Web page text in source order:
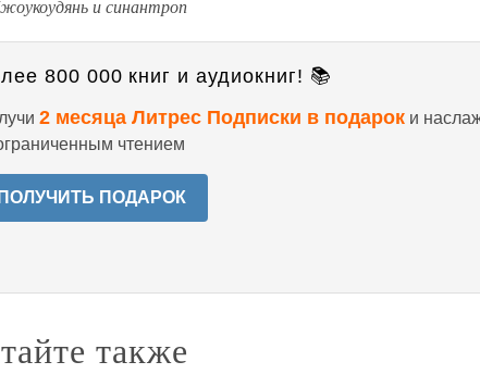
и синантроп
800 000 книг и аудиокниг! 📚
2 месяца Литрес Подписки в подарок и
чтением
ПОЛУЧИТЬ ПОДАРОК
также